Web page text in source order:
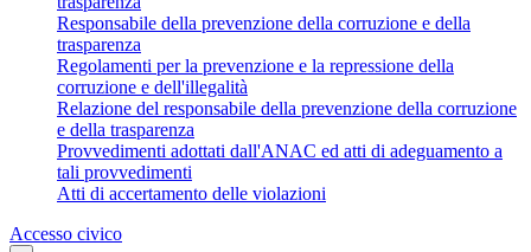
Responsabile della prevenzione della corruzione e della
trasparenza
Regolamenti per la prevenzione e la repressione della
corruzione e dell'illegalità
Relazione del responsabile della prevenzione della corruzione
e della trasparenza
Provvedimenti adottati dall'ANAC ed atti di adeguamento a
tali provvedimenti
Atti di accertamento delle violazioni
Accesso civico